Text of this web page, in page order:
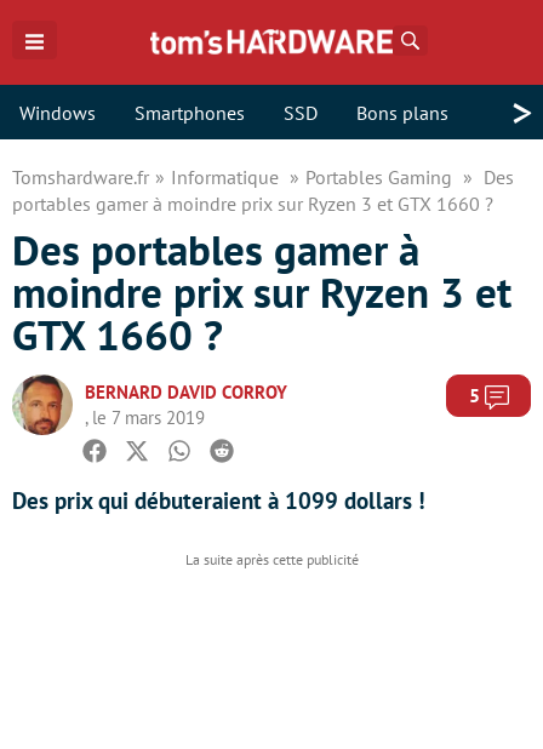
Windows Smartphones SSD Bons plans >
Tomshardware.fr Informatique Portables Gaming
Des
portables gamer à moindre prix sur Ryzen 3 et GTX 1660 ?
Des portables gamer à
moindre prix sur Ryzen 3 et
GTX 1660 ?
BERNARD DAVID CORROY
, le 7 mars 2019
5
Facebook
TwitterWhatsapp
Reddit
Des prix qui débuteraient à 1099 dollars !